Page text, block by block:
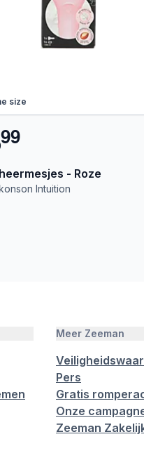
size
99
- Roze
Intuition
Meer Zeeman
Pers
Gratis
Onze
Zeeman